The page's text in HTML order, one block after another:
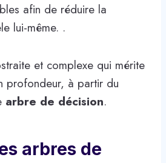
afin de réduire la
lui-même. .
et complexe qui mérite
profondeur, à partir du
arbre de décision.
arbres de